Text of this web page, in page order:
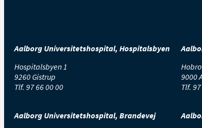
Aalborg Universitetshospital, Hospitalsbyen
Hospitalsbyen 1
9260 Gistrup
Tlf. 97 66 00 00
9000
Tlf.
Aalborg Universitetshospital, Brandevej